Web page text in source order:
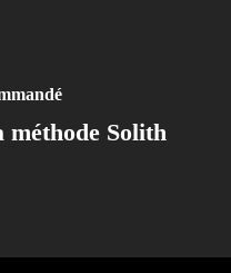
Solith